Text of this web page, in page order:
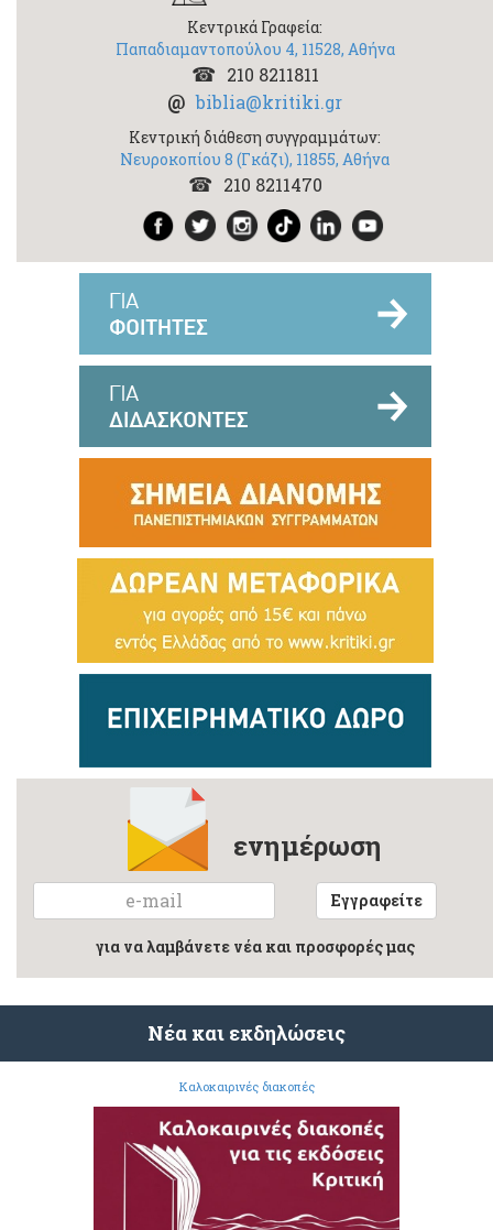
Κεντρικά Γραφεία:
Παπαδιαμαντοπούλου 4, 11528, Αθήνα
210 8211811
biblia@kritiki.gr
Κεντρική διάθεση συγγραμμάτων:
Νευροκοπίου 8 (Γκάζι), 11855, Αθήνα
​210 8211470
ενημέρωση
Εγγραφείτε
για να λαμβάνετε νέα και προσφορές μας
Νέα και εκδηλώσεις
Καλοκαιρινές διακοπές